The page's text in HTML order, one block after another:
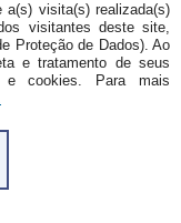
visita(s) realizada(s)
visitantes deste site,
Proteção de Dados). Ao
e tratamento de seus
e cookies. Para mais